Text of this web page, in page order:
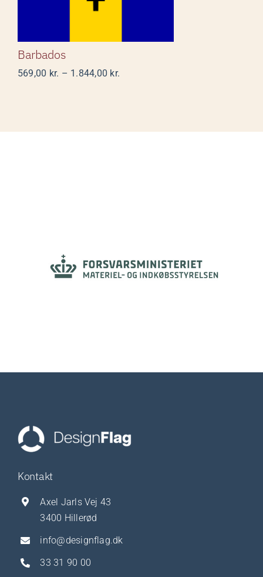
Barbados
569,00 kr. – 1.844,00 kr.
Kontakt
Axel Jarls Vej 43
3400 Hillerød
info@designflag.dk
33 31 90 00